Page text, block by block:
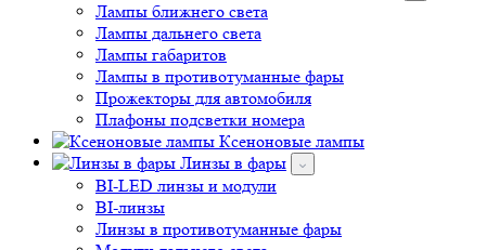
Лампы ближнего света
Лампы дальнего света
Лампы габаритов
Лампы в противотуманные фары
Прожекторы для автомобиля
Плафоны подсветки номера
Ксеноновые лампы
Линзы в фары
BI-LED линзы и модули
BI-линзы
Линзы в противотуманные фары